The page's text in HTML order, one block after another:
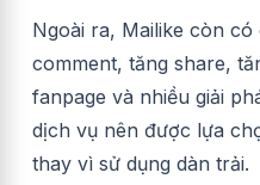
Ngoài ra, Mailike còn
comment, tăng share,
fanpage và nhiều giải
dịch vụ nên được lựa
thay vì sử dụng dàn trải.